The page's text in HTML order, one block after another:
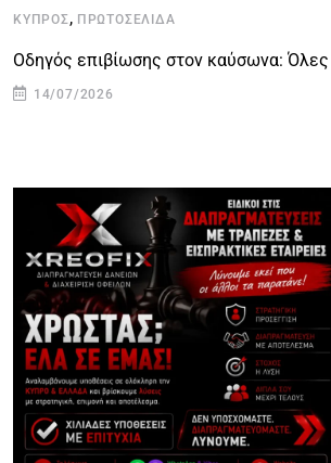
ΚΎΠΡΟΣ, ΠΡΩΤΟΣΈΛΙΔΑ
Οδηγός επιβίωσης στον καύσωνα: Όλες
14/07/2026